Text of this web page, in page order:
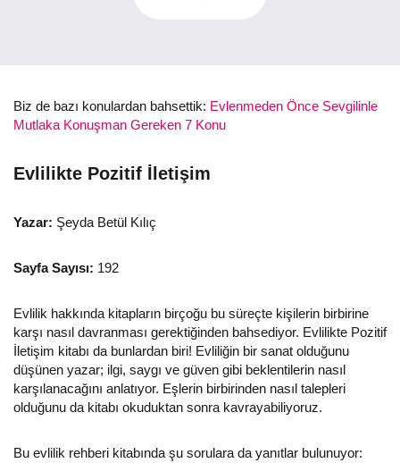
Biz de bazı konulardan bahsettik: Evlenmeden Önce Sevgilinle
Mutlaka Konuşman Gereken 7 Konu
Evlilikte Pozitif İletişim
Yazar: Şeyda Betül Kılıç
Sayfa Sayısı: 192
Evlilik hakkında kitapların birçoğu bu süreçte kişilerin birbirine
karşı nasıl davranması gerektiğinden bahsediyor. Evlilikte Pozitif
İletişim kitabı da bunlardan biri! Evliliğin bir sanat olduğunu
düşünen yazar; ilgi, saygı ve güven gibi beklentilerin nasıl
karşılanacağını anlatıyor. Eşlerin birbirinden nasıl talepleri
olduğunu da kitabı okuduktan sonra kavrayabiliyoruz.
Bu evlilik rehberi kitabında şu sorulara da yanıtlar bulunuyor: